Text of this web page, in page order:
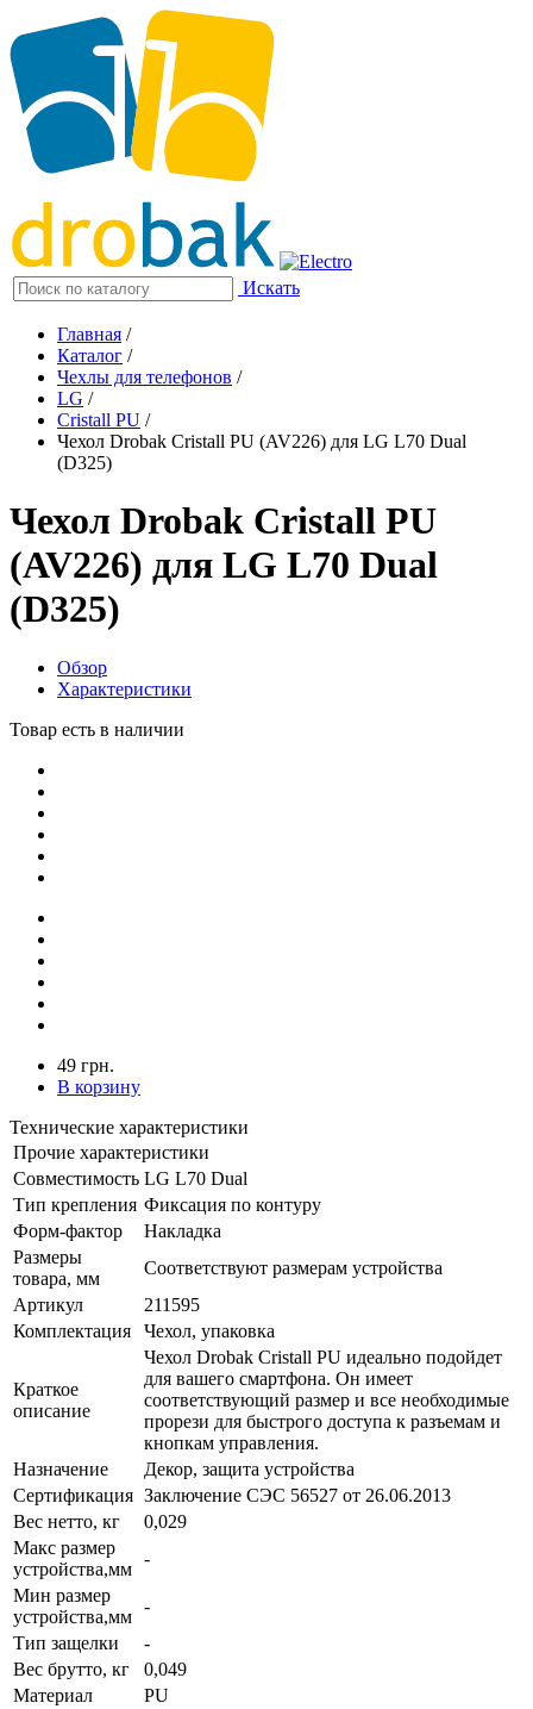
Искать
Главная /
Каталог /
Чехлы для телефонов /
LG /
Cristall PU /
Чехол Drobak Cristall PU (AV226) для LG L70 Dual
(D325)
Чехол Drobak Cristall PU
(AV226) для LG L70 Dual
(D325)
Обзор
Характеристики
Товар есть в наличии
49 грн.
В корзину
Технические характеристики
Прочие характеристики
Совместимость LG L70 Dual
Тип крепления Фиксация по контуру
Форм-фактор
Накладка
Размеры
товара, мм
Соответствуют размерам устройства
Артикул
211595
Комплектация
Чехол, упаковка
Краткое
описание
Чехол Drobak Cristall PU идеально подойдет
для вашего смартфона. Он имеет
соответствующий размер и все необходимые
прорези для быстрого доступа к разъемам и
кнопкам управления.
Назначение
Декор, защита устройства
Сертификация Заключение СЭС 56527 от 26.06.2013
Вес нетто, кг
0,029
Макс размер
устройства,мм
-
Мин размер
устройства,мм
-
Тип защелки
-
Вес брутто, кг
0,049
Материал
PU